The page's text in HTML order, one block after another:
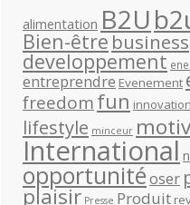
alimentation B2U
Bien-êtrebusiness
developpement
entreprendre Evenement
freedomfun innovation
lifestyle minceur
International
opportunitéoser
plaisir Presse Produit